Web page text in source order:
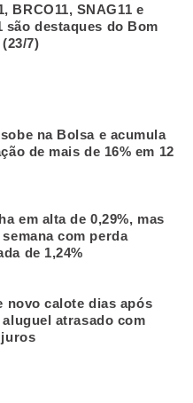
BRCO11, SNAG11 e
são destaques do Bom
7)
na Bolsa e acumula
de mais de 16% em 12
em alta de 0,29%, mas
com perda
de 1,24%
novo calote dias após
aluguel atrasado com